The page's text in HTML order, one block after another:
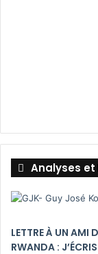
Analyses et
LETTRE À UN AMI
RWANDA :